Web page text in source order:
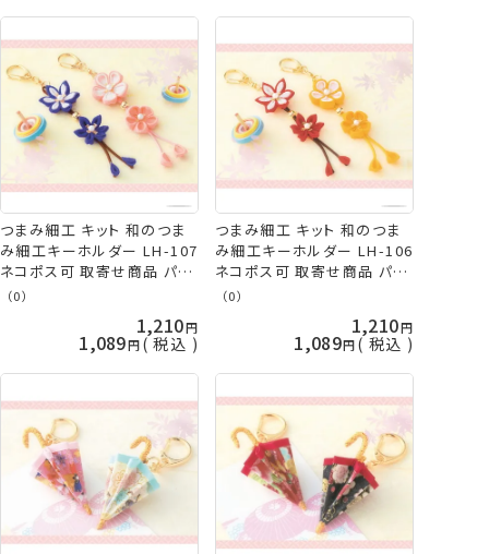
つまみ細工 キット 和のつま
み細工キーホルダー LH-107
ネコポス可 取寄せ商品 パナ
ミ 手芸の山久
（0）
1,210
1,089 税込
つまみ細工 キット 和のつま
み細工キーホルダー LH-106
ネコポス可 取寄せ商品 パナ
ミ 手芸の山久
（0）
1,210
1,089 税込